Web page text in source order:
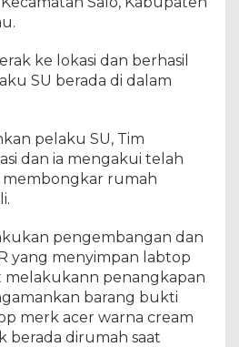
ke lokasi dan berhasil
SU berada di dalam
pelaku SU, Tim
dan ia mengakui telah
membongkar rumah
pengembangan dan
yang menyimpan labtop
melakukann penangkapan
barang bukti
merk acer warna cream
berada dirumah saat